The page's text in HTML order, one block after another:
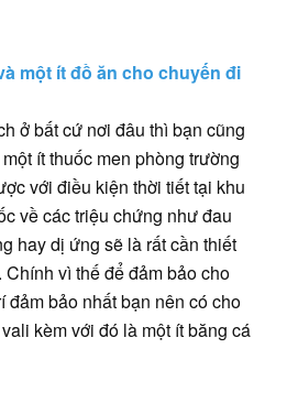
một ít đồ ăn cho chuyến đi
ở bất cứ nơi đâu thì bạn cũng
ít thuốc men phòng trường
với điều kiện thời tiết tại khu
về các triệu chứng như đau
hay dị ứng sẽ là rất cần thiết
vì thế để đảm bảo cho
đảm bảo nhất bạn nên có cho
kèm với đó là một ít băng cá